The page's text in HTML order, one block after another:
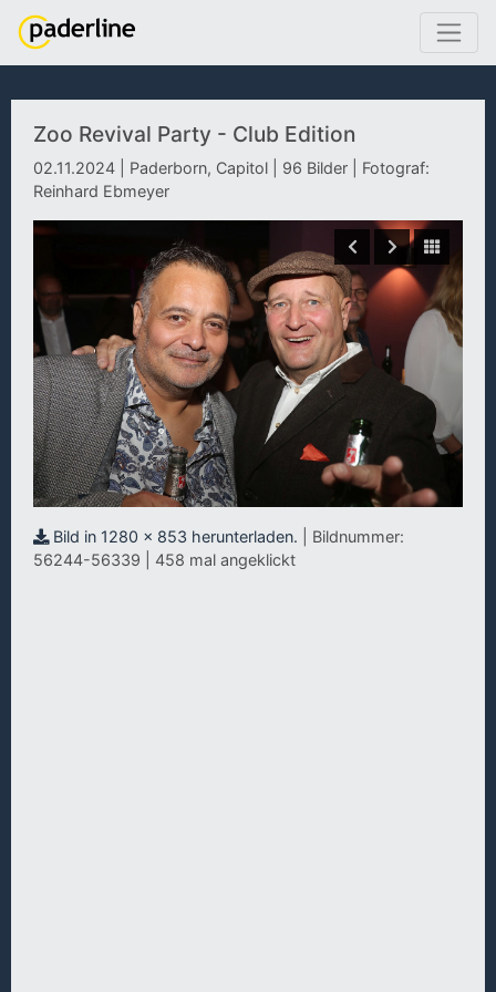
Zoo Revival Party - Club Edition
02.11.2024 | Paderborn, Capitol | 96 Bilder | Fotograf:
Reinhard Ebmeyer
Bild in 1280 x 853 herunterladen.
| Bildnummer:
56244-56339 | 458 mal angeklickt